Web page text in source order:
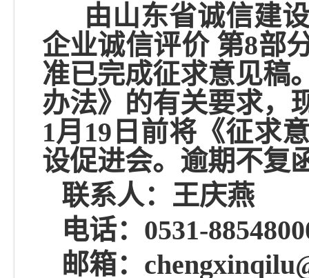
由山东省诚信建
企业诚信评价 第8部
准已完成征求意见稿
办法》的有关要求，
1月 19 日前将《征求
设促进会。逾期不复
联系人：王庆燕
电话： 0531-
邮箱：